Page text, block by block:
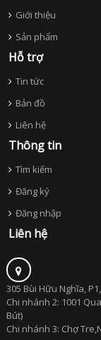
Giới thiệu
Sản phẩm
Hỗ trợ
Tin tức
Bản đồ
Liên hệ
Thông tin
Tìm kiếm
Đăng ký
Đăng nhập
Liên hệ
305 Bùi Hữu Nghĩa,
Chi nhánh 2: 1001
Bút)
Chi nhánh 3: Chợ